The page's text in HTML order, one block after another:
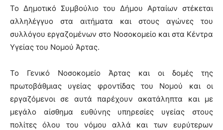
Το Δημοτικό Συμβούλιο του Δήμου Αρταίων στέκεται
αλληλέγγυο στα αιτήματα και στους αγώνες του
συλλόγου εργαζομένων στο Νοσοκομείο και στα Κέντρα
Υγείας του Νομού Άρτας.
Το Γενικό Νοσοκομείο Άρτας και οι δομές της
πρωτοβάθμιας υγείας φροντίδας του Νομού και οι
εργαζόμενοι σε αυτά παρέχουν ακατάληπτα και με
μεγάλο αίσθημα ευθύνης υπηρεσίες υγείας στους
πολίτες όλου του νόμου αλλά και των ευρύτερων